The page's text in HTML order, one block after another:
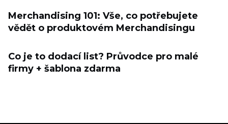
Merchandising 101: Vše, co potřebujete
vědět o produktovém Merchandisingu
Co je to dodací list? Průvodce pro malé
firmy + šablona zdarma